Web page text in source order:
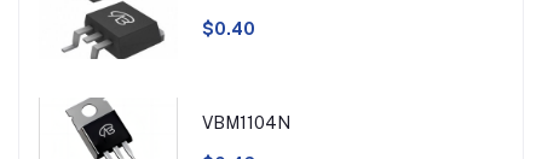
$0.40
VBM1104N